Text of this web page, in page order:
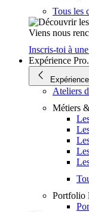
Tous les
Viens nous
Inscris-toi à
Expérience Pro.
Ateliers
Métiers
Portfolio